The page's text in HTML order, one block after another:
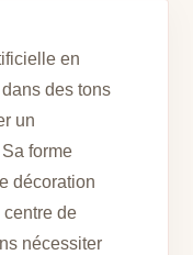
en
des tons
un
forme
décoration
centre de
nécessiter